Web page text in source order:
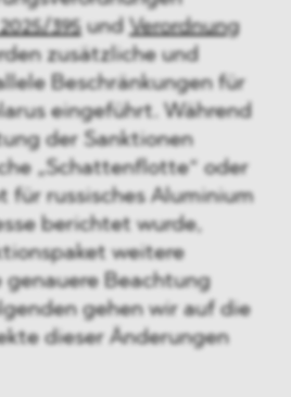
395und Verordnung
zusätzliche und
Beschränkungen für
eingeführt. Während
der Sanktionen
„Schattenflotte“ oder
für russisches Aluminium
berichtet wurde,
weitere
genauere Beachtung
gehen wir auf die
dieser Änderungen